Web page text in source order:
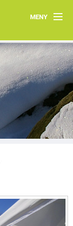
MENY
Hem
Verksamhet
Miljö
Kontakt
Bli medlem!